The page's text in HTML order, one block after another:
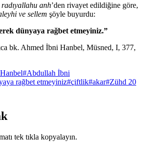
radıyallahu anh’den rivayet edildiğine göre,
ve sellem şöyle buyurdu:
dünyaya rağbet etmeyiniz.”
bk. Ahmed İbni Hanbel, Müsned, I, 377,
#Abdullah İbni
rağbet etmeyiniz#çiftlik#akar#Zühd 20
tek tıkla kopyalayın.